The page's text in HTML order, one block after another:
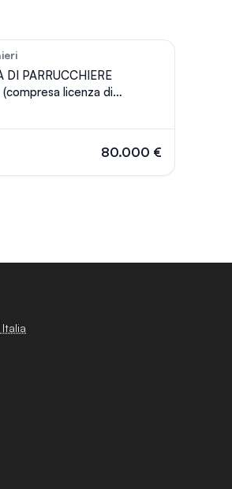
DI PARRUCCHIERE
(compresa licenza di
80.000 €